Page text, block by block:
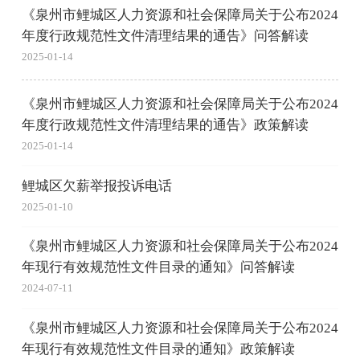
《泉州市鲤城区人力资源和社会保障局关于公布2024
年度行政规范性文件清理结果的通告》问答解读
2025-01-14
《泉州市鲤城区人力资源和社会保障局关于公布2024
年度行政规范性文件清理结果的通告》政策解读
2025-01-14
鲤城区欠薪举报投诉电话
2025-01-10
《泉州市鲤城区人力资源和社会保障局关于公布2024
年现行有效规范性文件目录的通知》问答解读
2024-07-11
《泉州市鲤城区人力资源和社会保障局关于公布2024
年现行有效规范性文件目录的通知》政策解读